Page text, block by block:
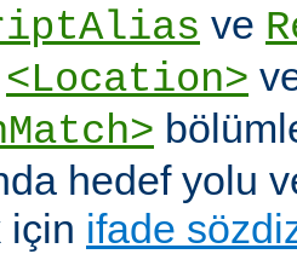
ve
<Location>
hedef yolu
için ifade